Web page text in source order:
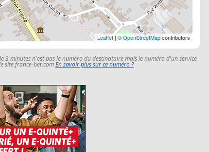
Leaflet | ©OpenStreetMapcontributors
3 minutes n'est pas le numéro du destinataire mais le numéro d'un service
site france-bet.comEn savoir plus sur ce numéro ?